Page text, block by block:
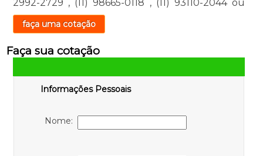
2992-2729 , (11) 98665-0118 , (11) 93110-2044 ou
faça uma cotação
Faça sua cotação
Informações Pessoais
Nome: